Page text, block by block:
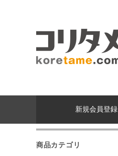
新規会員登録
商品カテゴリ